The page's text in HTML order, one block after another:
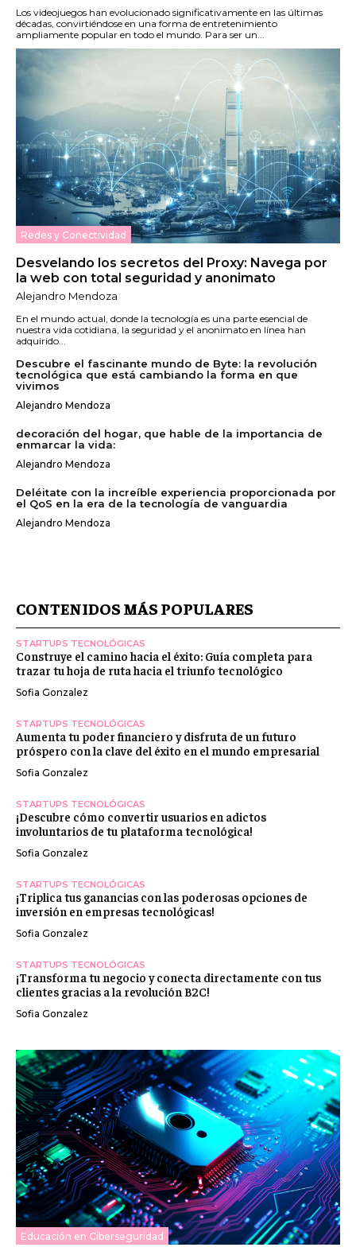
Los videojuegos han evolucionado significativamente en las últimas
décadas, convirtiéndose en una forma de entretenimiento
ampliamente popular en todo el mundo. Para ser un...
Redes y Conectividad
Desvelando los secretos del Proxy: Navega por
la web con total seguridad y anonimato
Alejandro Mendoza
En el mundo actual, donde la tecnología es una parte esencial de
nuestra vida cotidiana, la seguridad y el anonimato en línea han
adquirido...
Descubre el fascinante mundo de Byte: la revolución
tecnológica que está cambiando la forma en que
vivimos
Alejandro Mendoza
decoración del hogar, que hable de la importancia de
enmarcar la vida:
Alejandro Mendoza
Deléitate con la increíble experiencia proporcionada por
el QoS en la era de la tecnología de vanguardia
Alejandro Mendoza
CONTENIDOS MÁS POPULARES
STARTUPS TECNOLÓGICAS
Construye el camino hacia el éxito: Guía completa para
trazar tu hoja de ruta hacia el triunfo tecnológico
Sofia Gonzalez
STARTUPS TECNOLÓGICAS
Aumenta tu poder financiero y disfruta de un futuro
próspero con la clave del éxito en el mundo empresarial
Sofia Gonzalez
STARTUPS TECNOLÓGICAS
¡Descubre cómo convertir usuarios en adictos
involuntarios de tu plataforma tecnológica!
Sofia Gonzalez
STARTUPS TECNOLÓGICAS
¡Triplica tus ganancias con las poderosas opciones de
inversión en empresas tecnológicas!
Sofia Gonzalez
STARTUPS TECNOLÓGICAS
¡Transforma tu negocio y conecta directamente con tus
clientes gracias a la revolución B2C!
Sofia Gonzalez
Educación en Ciberseguridad